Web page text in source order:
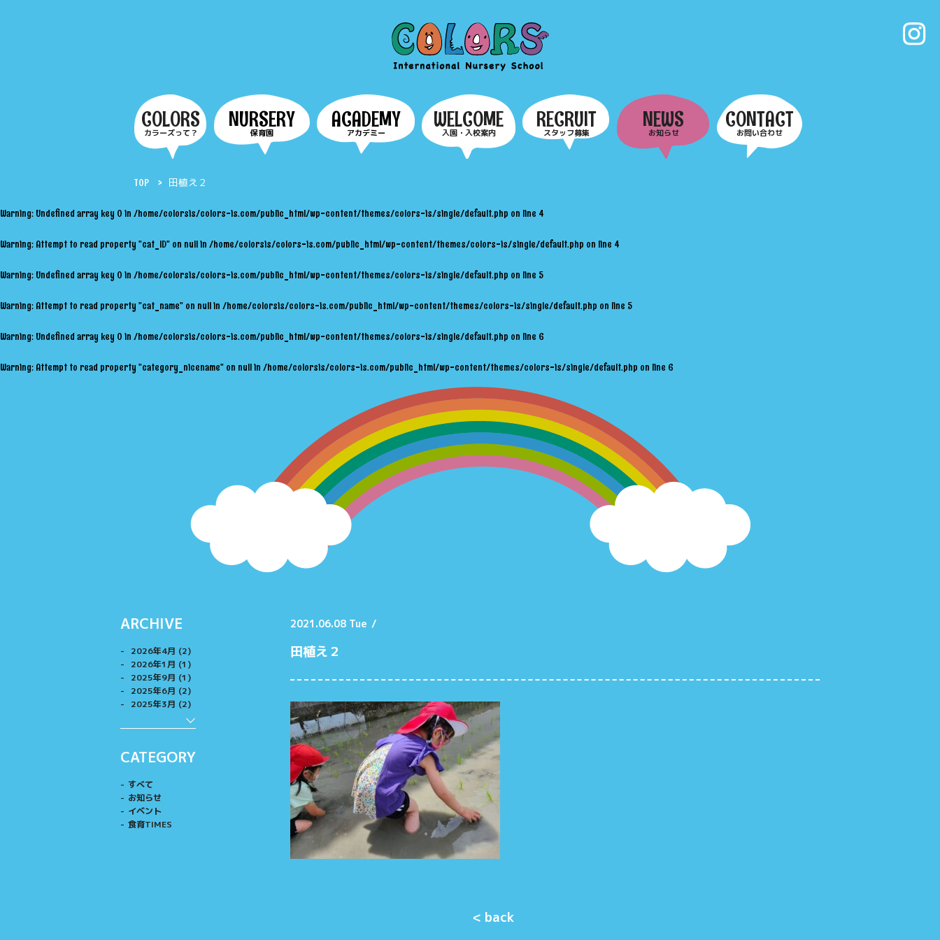
COLORS
カラーズって？
NURSERY
保育園
ACADEMY
アカデミー
WELCOME
入園・入校案内
RECRUIT
スタッフ募集
NEWS
お知らせ
CONTACT
お問い合わせ
TOP 田植え２
Warning: Undefined array key 0 in /home/colorsis/colors-is.com/public_html/wp-content/themes/colors-is/single/default.php on line 4
Warning: Attempt to read property "cat_ID" on null in /home/colorsis/colors-is.com/public_html/wp-content/themes/colors-is/single/default.php on line 4
Warning: Undefined array key 0 in /home/colorsis/colors-is.com/public_html/wp-content/themes/colors-is/single/default.php on line 5
Warning: Attempt to read property "cat_name" on null in /home/colorsis/colors-is.com/public_html/wp-content/themes/colors-is/single/default.php on line 5
Warning: Undefined array key 0 in /home/colorsis/colors-is.com/public_html/wp-content/themes/colors-is/single/default.php on line 6
Warning: Attempt to read property "category_nicename" on null in /home/colorsis/colors-is.com/public_html/wp-content/themes/colors-is/single/default.php on line 6
ARCHIVE
2026年4月 (2)
2026年1月 (1)
2025年9月 (1)
2025年6月 (2)
2025年3月 (2)
CATEGORY
すべて
お知らせ
イベント
食育TIMES
2021.06.08 Tue /
田植え２
< back